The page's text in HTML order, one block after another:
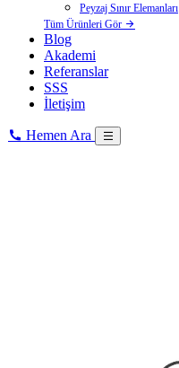
Peyzaj Sınır Elemanları
Tüm Ürünleri Gör
Blog
Akademi
Referanslar
SSS
İletişim
Hemen Ara